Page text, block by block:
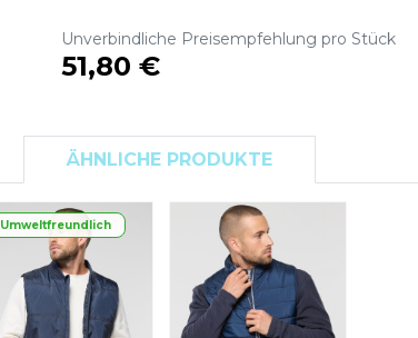
SANS ETIQUETTE
Unverbindliche Preisempfehlung pro Stück
51,80 €
ÄHNLICHE PRODUKTE
Umweltfreundlich